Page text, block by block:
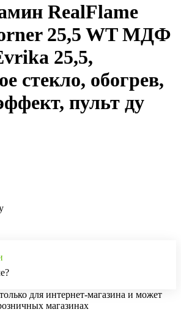
RealFlame
25,5 WT МДФ
25,5,
стекло, обогрев,
пульт ду
для интернет-магазина и может
магазинах